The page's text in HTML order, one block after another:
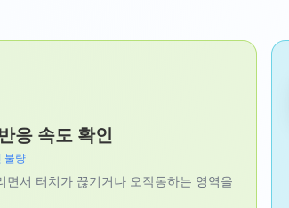
응 속도 확인
불량
서 터치가 끊기거나 오작동하는 영역을